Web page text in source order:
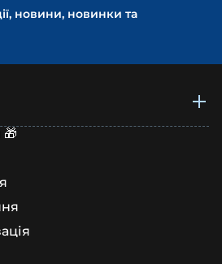
новини, новинки та
🎁